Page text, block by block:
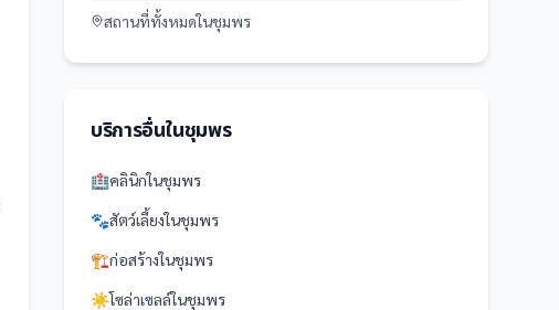
สถานที่ทั้งหมดในชุมพร
บริการอื่นในชุมพร
🏥คลินิกในชุมพร
🐾สัตว์เลี้ยงในชุมพร
🏗️ก่อสร้างในชุมพร
☀️โซล่าเซลล์ในชุมพร